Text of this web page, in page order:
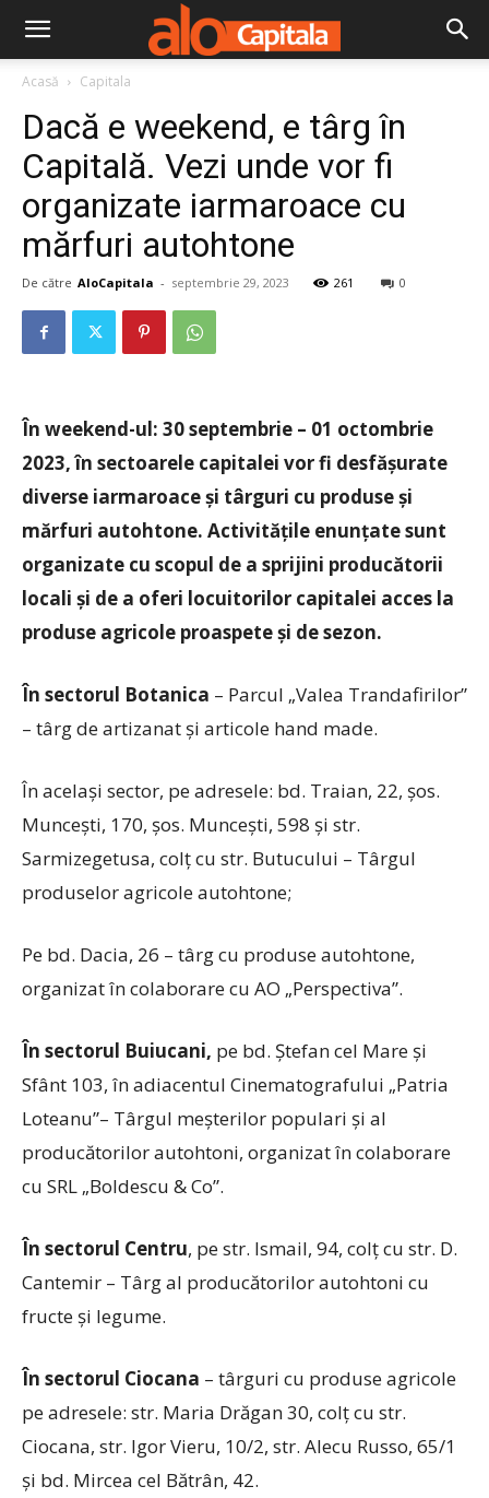
Acasă Capitala
Dacă e weekend, e târg în
Capitală. Vezi unde vor fi
organizate iarmaroace cu
mărfuri autohtone
De către AloCapitala - septembrie 29, 2023 261 0
În weekend-ul: 30 septembrie – 01 octombrie
2023, în sectoarele capitalei vor fi desfășurate
diverse iarmaroace și târguri cu produse și
mărfuri autohtone. Activitățile enunțate sunt
organizate cu scopul de a sprijini producătorii
locali și de a oferi locuitorilor capitalei acces la
produse agricole proaspete și de sezon.
În sectorul Botanica – Parcul „Valea Trandafirilor”
– târg de artizanat și articole hand made.
În același sector, pe adresele: bd. Traian, 22, șos.
Muncești, 170, șos. Muncești, 598 și str.
Sarmizegetusa, colț cu str. Butucului – Târgul
produselor agricole autohtone;
Pe bd. Dacia, 26 – târg cu produse autohtone,
organizat în colaborare cu AO „Perspectiva”.
În sectorul Buiucani, pe bd. Ștefan cel Mare și
Sfânt 103, în adiacentul Cinematografului „Patria
Loteanu”– Târgul meșterilor populari și al
producătorilor autohtoni, organizat în colaborare
cu SRL „Boldescu & Co”.
În sectorul Centru, pe str. Ismail, 94, colț cu str. D.
Cantemir – Târg al producătorilor autohtoni cu
fructe și legume.
În sectorul Ciocana – târguri cu produse agricole
pe adresele: str. Maria Drăgan 30, colț cu str.
Ciocana, str. Igor Vieru, 10/2, str. Alecu Russo, 65/1
și bd. Mircea cel Bătrân, 42.